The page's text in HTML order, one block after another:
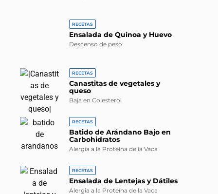
RECETAS
Ensalada de Quinoa y Huevo
Descenso de peso
RECETAS
Canastitas de vegetales y
queso
Baja en Colesterol
RECETAS
Batido de Arándano Bajo en
Carbohidratos
Alergia a la Proteína de la Vaca
RECETAS
Ensalada de Lentejas y Dátiles
Alergia a la Proteína de la Vaca